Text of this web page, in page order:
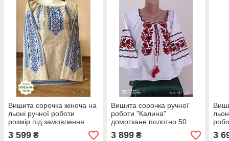
Вишита сорочка жіноча на
льоні ручної роботи
розмір під замовлення
3 599 ₴
Вишита сорочка ручної
роботи "Калина"
домоткане полотно 50
розмір
3 899₴ 3